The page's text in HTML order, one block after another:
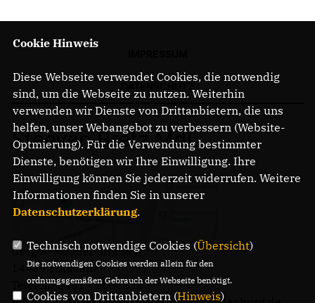
Steeven Bretz MdL
Gregor-Mendel-Straße 3
14469 Potsdam
Telefon: 0331 - 20085713
Cookie Hinweis
Diese Webseite verwendet Cookies, die notwendig
sind, um die Webseite zu nutzen. Weiterhin
verwenden wir Dienste von Drittanbietern, die uns
helfen, unser Webangebot zu verbessern (Website-
Optmierung). Für die Verwendung bestimmter
Dienste, benötigen wir Ihre Einwilligung. Ihre
Einwilligung können Sie jederzeit widerrufen. Weitere
Informationen finden Sie in unserer
Datenschutzerklärung.
Technisch notwendige Cookies (Übersicht)
Die notwendigen Cookies werden allein für den
ordnungsgemäßen Gebrauch der Webseite benötigt.
Cookies von Drittanbietern (Hinweis)